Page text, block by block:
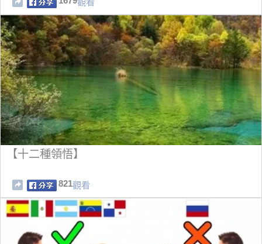
觀看
【十二種領悟】
821觀看